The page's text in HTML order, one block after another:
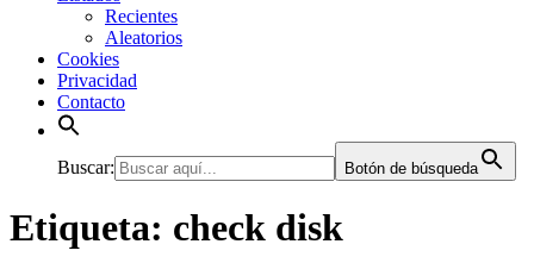
Recientes
Aleatorios
Cookies
Privacidad
Contacto
Buscar: Botón de búsqueda
Etiqueta: check disk